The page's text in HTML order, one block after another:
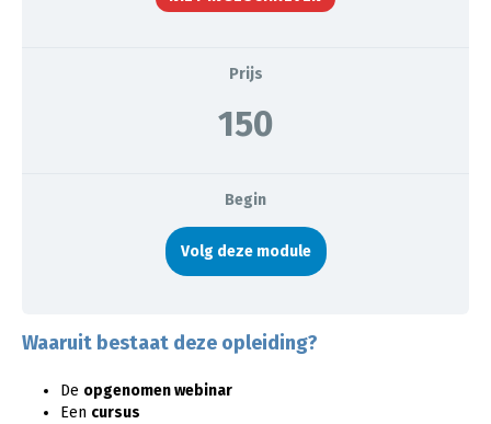
Prijs
150
Begin
Volg deze module
Waaruit bestaat deze opleiding?
De opgenomen webinar
Een cursus